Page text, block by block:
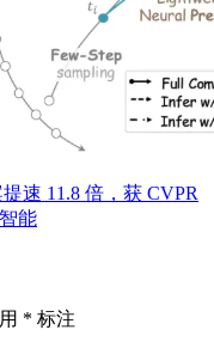
速 11.8 倍，获 CVPR
能
* 标注